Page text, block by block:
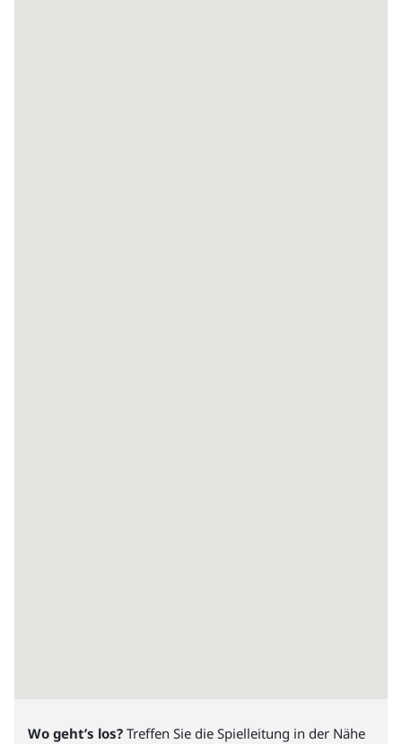
Wo geht’s los? Treffen Sie die Spielleitung in der Nähe